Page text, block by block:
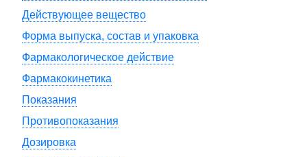
Действующее вещество
Форма выпуска, состав и упаковка
Фармакологическое действие
Фармакокинетика
Показания
Противопоказания
Дозировка